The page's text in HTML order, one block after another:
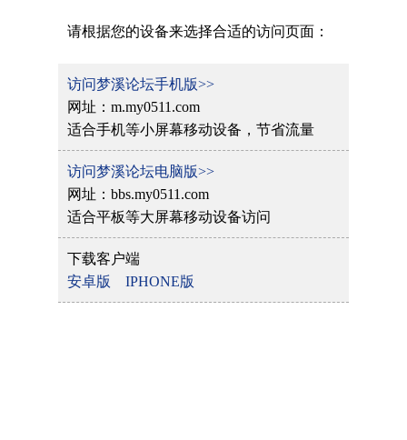
请根据您的设备来选择合适的访问页面：
访问梦溪论坛手机版>>
网址：m.my0511.com
适合手机等小屏幕移动设备，节省流量
访问梦溪论坛电脑版>>
网址：bbs.my0511.com
适合平板等大屏幕移动设备访问
下载客户端
安卓版
IPHONE版